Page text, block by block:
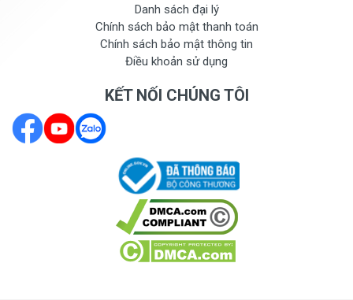
Danh sách đại lý
Chính sách bảo mật thanh toán
Chính sách bảo mật thông tin
Điều khoản sử dụng
KẾT NỐI CHÚNG TÔI